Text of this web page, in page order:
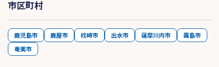
市区町村
鹿児島市 鹿屋市 枕崎市 出水市 薩摩川内市
霧島市
奄美市